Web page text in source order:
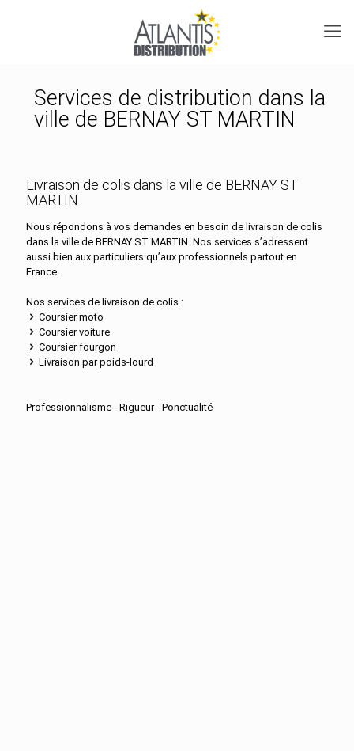
Services de distribution dans la
ville de BERNAY ST MARTIN
Livraison de colis dans la ville de BERNAY ST
MARTIN
Nous répondons à vos demandes en besoin de livraison de colis
dans la ville de BERNAY ST MARTIN. Nos services s’adressent
aussi bien aux particuliers qu’aux professionnels partout en
France.
Nos services de livraison de colis :
Coursier moto
Coursier voiture
Coursier fourgon
Livraison par poids-lourd
Professionnalisme - Rigueur - Ponctualité